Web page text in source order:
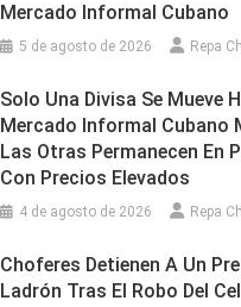
Mercado Informal Cubano
5 de agosto de 2026 Repa
Solo Una Divisa Se Mueve
Mercado Informal Cubano
Las Otras Permanecen En
Con Precios Elevados
4 de agosto de 2026 Repa
Choferes Detienen A Un
Ladrón Tras El Robo Del